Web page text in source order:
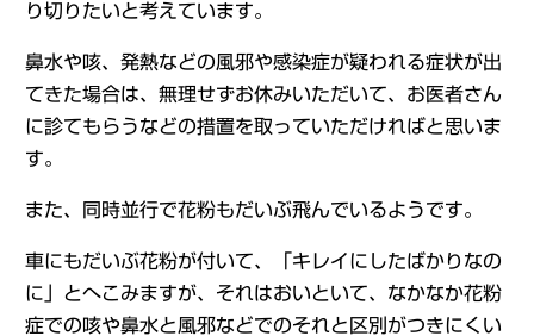
り切りたいと考えています。
鼻水や咳、発熱などの風邪や感染症が疑われる症状が出
てきた場合は、無理せずお休みいただいて、お医者さん
に診てもらうなどの措置を取っていただければと思いま
す。
また、同時並行で花粉もだいぶ飛んでいるようです。
車にもだいぶ花粉が付いて、「キレイにしたばかりなの
に」とへこみますが、それはおいといて、なかなか花粉
症での咳や鼻水と風邪などでのそれと区別がつきにくい